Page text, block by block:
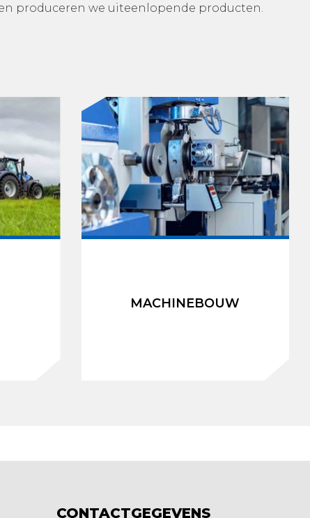
produceren we uiteenlopende producten.
MACHINEBOUW
CONTACTGEGEVENS